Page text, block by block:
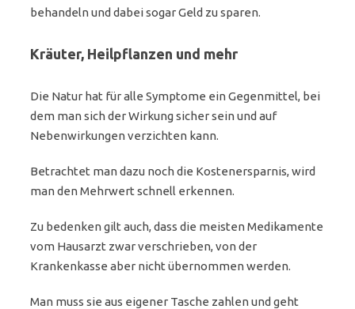
behandeln und dabei sogar Geld zu sparen.
Kräuter, Heilpflanzen und mehr
Die Natur hat für alle Symptome ein Gegenmittel, bei
dem man sich der Wirkung sicher sein und auf
Nebenwirkungen verzichten kann.
Betrachtet man dazu noch die Kostenersparnis, wird
man den Mehrwert schnell erkennen.
Zu bedenken gilt auch, dass die meisten Medikamente
vom Hausarzt zwar verschrieben, von der
Krankenkasse aber nicht übernommen werden.
Man muss sie aus eigener Tasche zahlen und geht